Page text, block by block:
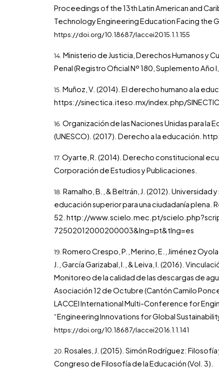
Proceedings of the 13th Latin American and
Technology Engineering Education Facing the
https://doi.org/10.18687/laccei2015.1.1.155
Ministerio de Justicia, Derechos Humanos y
Penal (Registro Oficial Nº 180, Suplemento Año
Muñoz, V. (2014). El derecho humano a la
https://sinectica.iteso.mx/index.php/
Organización de las Naciones Unidas para la
(UNESCO). (2017). Derecho a la educación.
Oyarte, R. (2014). Derecho constitucional
Corporación de Estudios y Publicaciones.
Ramalho, B., & Beltrán, J. (2012). Universidad
educación superior para una ciudadanía plena.
52.http://www.scielo.mec.pt/
72502012000200003&lng=pt&tlng=es
Romero Crespo, P., Merino, E., Jiménez
J., García Garizabal, I., & Leiva, I. (2016).
Monitoreo de la calidad de las descargas de
Asociación 12 de Octubre (Cantón Camilo
LACCEI International Multi-Conference for
“Engineering Innovations for Global
https://doi.org/10.18687/laccei2016.1.1.141
Rosales, J. (2015). Simón Rodríguez:
Congreso de Filosofía de la Educación (Vol. 3).